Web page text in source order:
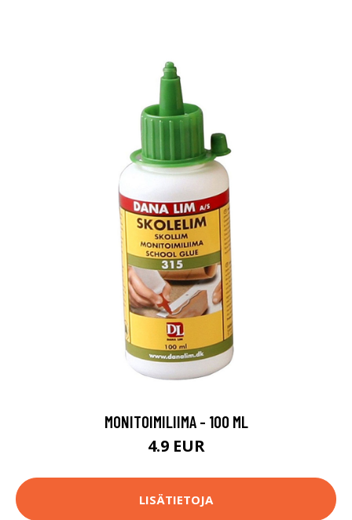
MONITOIMILIIMA - 100 ML
4.9 EUR
LISÄTIETOJA